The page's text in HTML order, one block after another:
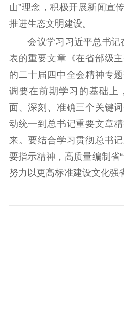
紫金人才
公共
新时代公民素养
提升资源库
新闻
政务
科研创新
服务管理平台
智库
管理
文化产业
数字
服务
共建共享
山”理念，积极开展新闻宣
推进生态文明建设。
会议学习习近平总书记
表的重要文章《在省部级
的二十届四中全会精神专
调要在前期学习的基础上
面、深刻、准确三个关键
动统一到总书记重要文章
来。要结合学习贯彻总书
要指示精神，高质量编制省
努力以更高标准建设文化强